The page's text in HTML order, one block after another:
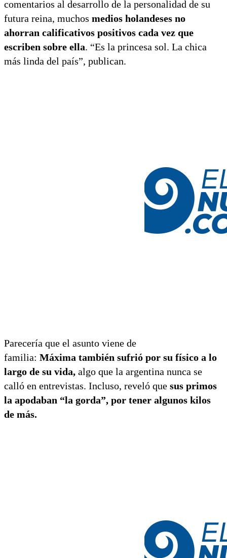
comentarios al desarrollo de la personalidad de su
futura reina, muchos medios holandeses no
ahorran calificativos positivos cada vez que
escriben sobre ella. “Es la princesa sol. La chica
más linda del país”, publican.
Parecería que el asunto viene de
familia: Máxima también sufrió por su físico a lo
largo de su vida, algo que la argentina nunca se
calló en entrevistas. Incluso, reveló que sus primos
la apodaban “la gorda”, por tener algunos kilos
de más.